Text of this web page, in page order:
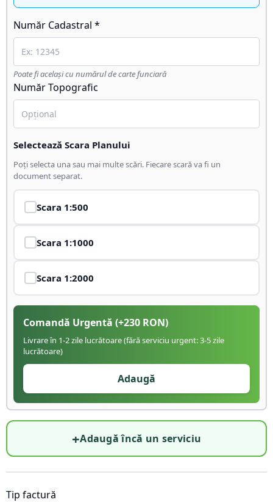
Număr Cadastral *
Poate fi același cu numărul de carte funciară
Număr Topografic
Selectează Scara Planului
Poți selecta una sau mai multe scări. Fiecare scară va fi un
document separat.
Scara 1:500
Scara 1:1000
Scara 1:2000
Comandă Urgentă (+230 RON)
Livrare în 1-2 zile lucrătoare (fără serviciu urgent: 3-5 zile
lucrătoare)
Adaugă
+Adaugă încă un serviciu
Tip factură